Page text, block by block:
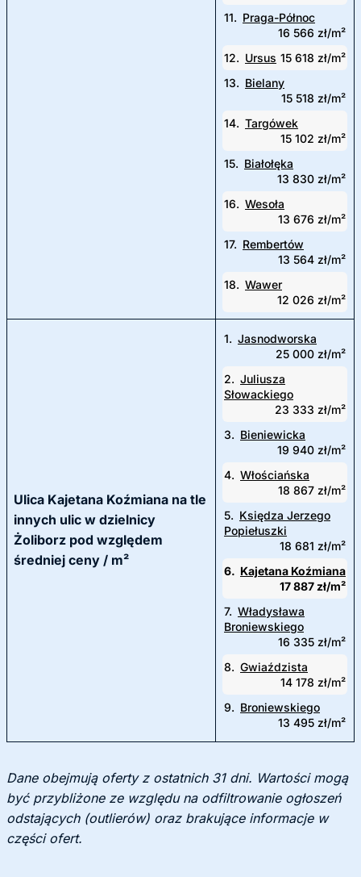
11. Praga-Północ
16 566 zł/m²
12. Ursus 15 618 zł/m²
13. Bielany
15 518 zł/m²
14. Targówek
15 102 zł/m²
15. Białołęka
13 830 zł/m²
16. Wesoła
13 676 zł/m²
17. Rembertów
13 564 zł/m²
18. Wawer
12 026 zł/m²
Ulica Kajetana Koźmiana na tle
innych ulic w dzielnicy
Żoliborz pod względem
średniej ceny / m²
1. Jasnodworska
25 000 zł/m²
2. Juliusza
Słowackiego
23 333 zł/m²
3. Bieniewicka
19 940 zł/m²
4. Włościańska
18 867 zł/m²
5. Księdza Jerzego
Popiełuszki
18 681 zł/m²
6. Kajetana Koźmiana
17 887 zł/m²
7. Władysława
Broniewskiego
16 335 zł/m²
8. Gwiaździsta
14 178 zł/m²
9. Broniewskiego
13 495 zł/m²
Dane obejmują oferty z ostatnich 31 dni. Wartości mogą
być przybliżone ze względu na odfiltrowanie ogłoszeń
odstających (outlierów) oraz brakujące informacje w
części ofert.